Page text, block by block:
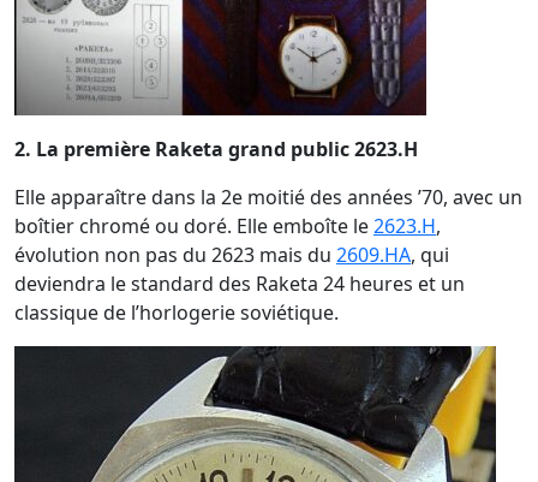
2. La première Raketa grand public 2623.H
Elle apparaître dans la 2e moitié des années ’70, avec un
boîtier chromé ou doré. Elle emboîte le2623.H,
évolution non pas du 2623 mais du 2609.HA, qui
deviendra le standard des Raketa 24 heures et un
classique de l’horlogerie soviétique.